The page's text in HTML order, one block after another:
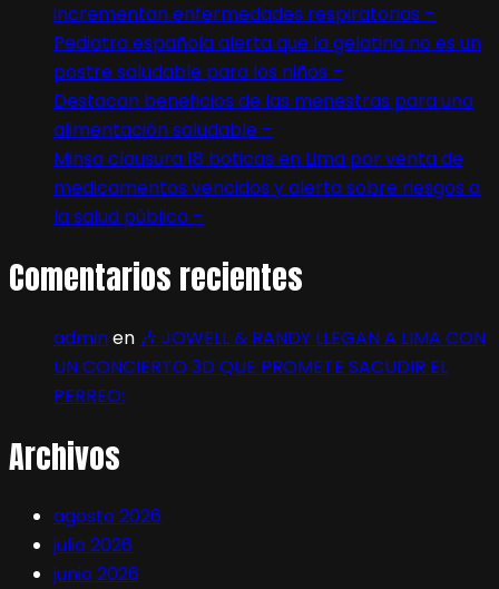
incrementan enfermedades respiratorias –
Pediatra española alerta que la gelatina no es un
postre saludable para los niños –
Destacan beneficios de las menestras para una
alimentación saludable –
Minsa clausura 18 boticas en Lima por venta de
medicamentos vencidos y alerta sobre riesgos a
la salud pública –
Comentarios recientes
adminen 🎶 JOWELL & RANDY LLEGAN A LIMA CON
UN CONCIERTO 3D QUE PROMETE SACUDIR EL
PERREO:
Archivos
agosto 2026
julio 2026
junio 2026